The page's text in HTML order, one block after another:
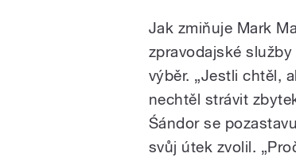
Jak zmiňuje Mark
zpravodajské
výběr. „Jestli chtěl,
nechtěl strávit
Śándor se
svůj útek zvolil.